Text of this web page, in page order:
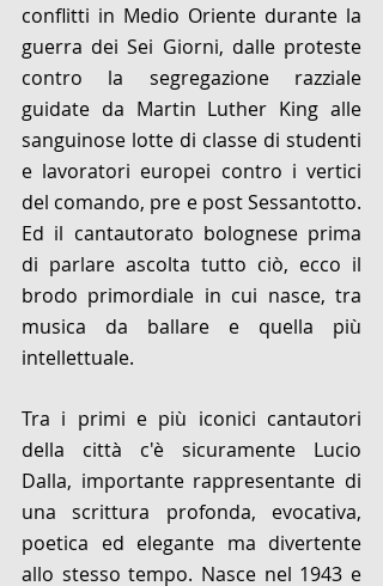
conflitti in Medio Oriente durante la
guerra dei Sei Giorni, dalle proteste
contro la segregazione razziale
guidate da Martin Luther King alle
sanguinose lotte di classe di studenti
e lavoratori europei contro i vertici
del comando, pre e post Sessantotto.
Ed il cantautorato bolognese prima
di parlare ascolta tutto ciò, ecco il
brodo primordiale in cui nasce, tra
musica da ballare e quella più
intellettuale.
Tra i primi e più iconici cantautori
della città c'è sicuramente Lucio
Dalla, importante rappresentante di
una scrittura profonda, evocativa,
poetica ed elegante ma divertente
allo stesso tempo. Nasce nel 1943 e